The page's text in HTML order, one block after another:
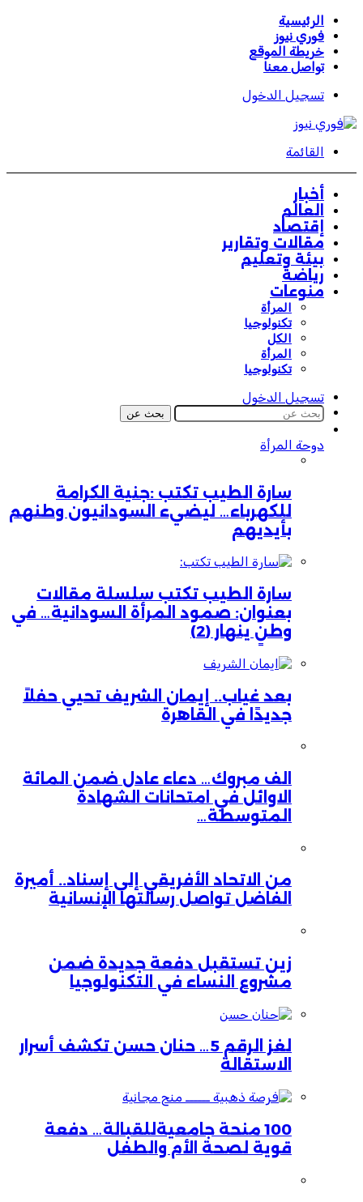
الرئيسية
فوري نيوز
خريطة الموقع
تواصل معنا
تسجيل الدخول
القائمة
أخبار
العالم
إقتصاد
مقالات وتقارير
بيئة وتعليم
رياضة
منوعات
المرأة
تكنولوجيا
الكل
المرأة
تكنولوجيا
تسجيل الدخول
بحث عن
دوحة المرأة
سارة الطيب تكتب :جنية الكرامة
للكهرباء… ليضيء السودانيون وطنهم
بأيديهم
سارة الطيب تكتب سلسلة مقالات
بعنوان: صمود المرأة السودانية… في
وطنٍ ينهار (2)
بعد غياب.. إيمان الشريف تحيي حفلاً
جديدًا في القاهرة
الف مبروك… دعاء عادل ضمن المائة
الاوائل في امتحانات الشهادة
المتوسطة…
من الاتحاد الأفريقي إلى إسناد.. أميرة
الفاضل تواصل رسالتها الإنسانية
زين تستقبل دفعة جديدة ضمن
مشروع النساء في التكنولوجيا
لغز الرقم 5… حنان حسن تكشف أسرار
الاستقالة
100 منحة جامعيةللقبالة… دفعة
قوية لصحة الأم والطفل